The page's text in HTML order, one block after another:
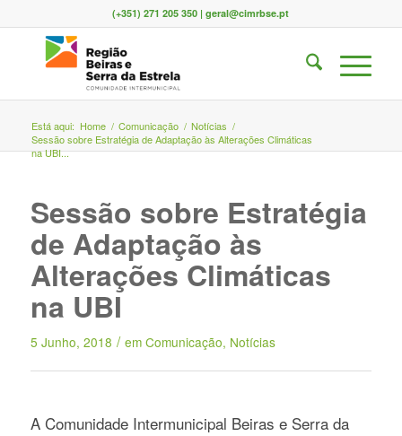
(+351) 271 205 350 | geral@cimrbse.pt
Está aqui: Home / Comunicação / Notícias /
Sessão sobre Estratégia de Adaptação às Alterações Climáticas
na UBI...
Sessão sobre Estratégia
de Adaptação às
Alterações Climáticas
na UBI
5 Junho, 2018 / em Comunicação, Notícias
A Comunidade Intermunicipal Beiras e Serra da